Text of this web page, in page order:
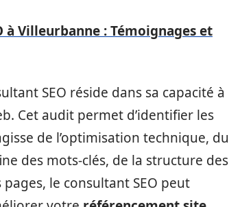
à Villeurbanne : Témoignages et
SEO réside dans sa capacité à
Cet audit permet d’identifier les
de l’optimisation technique, du
des mots-clés, de la structure des
le consultant SEO peut